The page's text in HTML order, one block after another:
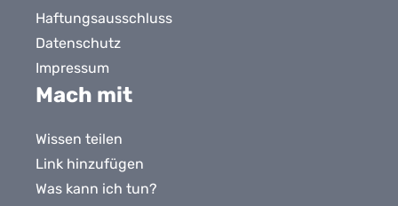
Haftungsausschluss
Datenschutz
Impressum
Mach mit
Wissen teilen
Link hinzufügen
Was kann ich tun?